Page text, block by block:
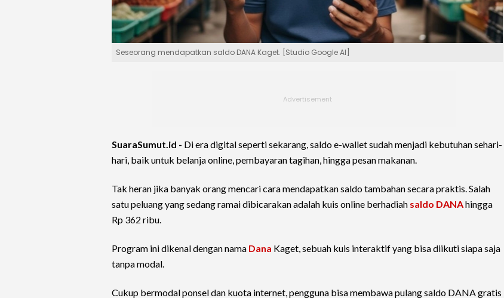
Seseorang mendapatkan saldo DANA Kaget. [Studio Google AI]
SuaraSumut.id - Di era digital seperti sekarang, saldo e-wallet sudah menjadi kebutuhan sehari-
hari, baik untuk belanja online, pembayaran tagihan, hingga pesan makanan.
Tak heran jika banyak orang mencari cara mendapatkan saldo tambahan secara praktis. Salah
satu peluang yang sedang ramai dibicarakan adalah kuis online berhadiah saldo DANAhingga
Rp 362 ribu.
Program ini dikenal dengan nama Dana Kaget, sebuah kuis interaktif yang bisa diikuti siapa saja
tanpa modal.
Cukup bermodal ponsel dan kuota internet, pengguna bisa membawa pulang saldo DANA gratis